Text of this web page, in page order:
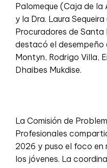
Palomeque (Caja de la
y la Dra. Laura
Procuradores de Santa
destacó el desempeño
Montyn, Rodrigo Villa,
Dhaibes Mukdise.
La Comisión de
Profesionales
2026 y puso el foco
los jóvenes. La